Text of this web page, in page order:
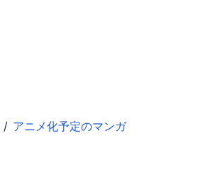
アニメ化予定のマンガ